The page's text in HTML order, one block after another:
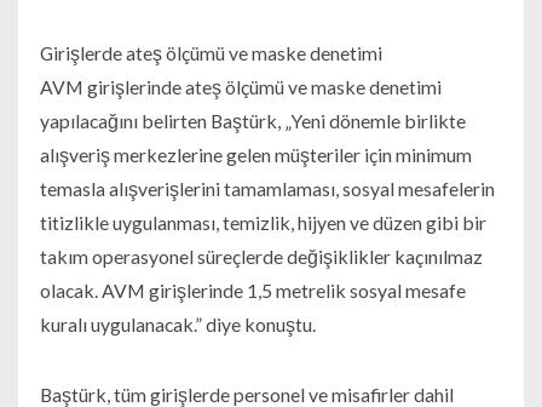
Girişlerde ateş ölçümü ve maske denetimi
AVM girişlerinde ateş ölçümü ve maske denetimi
yapılacağını belirten Baştürk, „Yeni dönemle birlikte
alışveriş merkezlerine gelen müşteriler için minimum
temasla alışverişlerini tamamlaması, sosyal mesafelerin
titizlikle uygulanması, temizlik, hijyen ve düzen gibi bir
takım operasyonel süreçlerde değişiklikler kaçınılmaz
olacak. AVM girişlerinde 1,5 metrelik sosyal mesafe
kuralı uygulanacak.” diye konuştu.
Baştürk, tüm girişlerde personel ve misafirler dahil